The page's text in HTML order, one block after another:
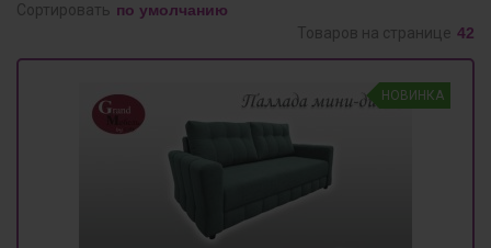
Сортировать
Товаров на странице
НОВИНКА